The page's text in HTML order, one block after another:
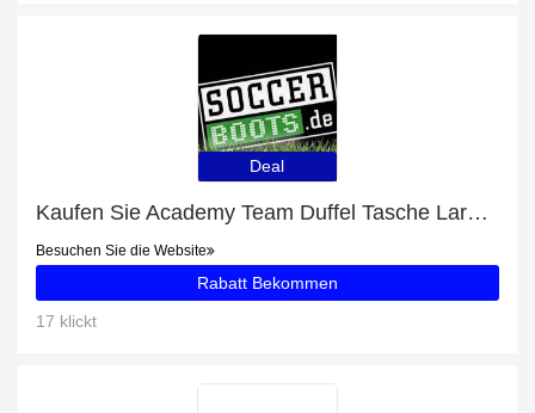
Deal
Kaufen Sie Academy Team Duffel Tasche Large (657) und erhalten Sie jetzt 50% Rabatt
Besuchen Sie die Website
Rabatt Bekommen
17 klickt